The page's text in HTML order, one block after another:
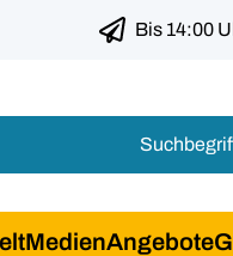
Bis 14:00
MedienAngebote